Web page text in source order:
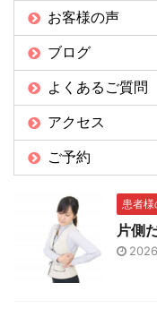
お客様の声
ブログ
よくあるご質問
アクセス
ご予約
患者様
片側